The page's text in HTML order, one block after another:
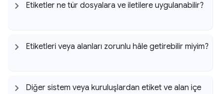
Etiketler ne tür dosyalara ve iletilere uygulanabilir?
Etiketleri veya alanları zorunlu hâle getirebilir miyim?
Diğer sistem veya kuruluşlardan etiket ve alan içe